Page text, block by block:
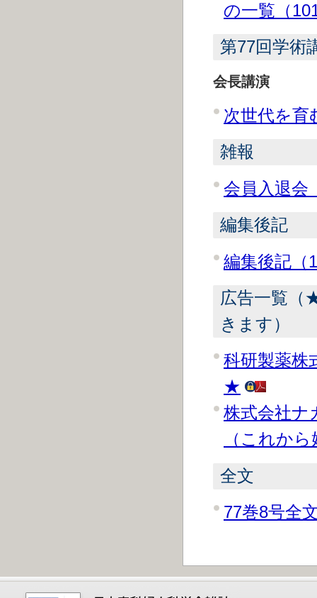
の一覧（
第77回学術
会長講演
次世代を育
雑報
会員入退会
編集後記
編集後記（
広告一覧（
きます）
科研製薬株
★
株式会社
（これか
全文
77巻8号全